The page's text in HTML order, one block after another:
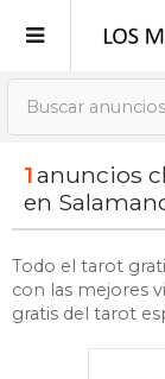
Publica tu
Registro
1anuncios
en
Todo el tarot
con las mejores
gratis del tarot